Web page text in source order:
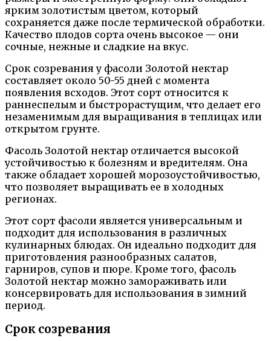
ярким золотистым цветом, который
сохраняется даже после термической обработки.
Качество плодов сорта очень высокое — они
сочные, нежные и сладкие на вкус.
Срок созревания у фасоли Золотой нектар
составляет около 50-55 дней с момента
появления всходов. Этот сорт относится к
раннеспелым и быстрорастущим, что делает его
незаменимым для выращивания в теплицах или
открытом грунте.
Фасоль Золотой нектар отличается высокой
устойчивостью к болезням и вредителям. Она
также обладает хорошей морозоустойчивостью,
что позволяет выращивать ее в холодных
регионах.
Этот сорт фасоли является универсальным и
подходит для использования в различных
кулинарных блюдах. Он идеально подходит для
приготовления разнообразных салатов,
гарниров, супов и пюре. Кроме того, фасоль
Золотой нектар можно замораживать или
консервировать для использования в зимний
период.
Срок созревания